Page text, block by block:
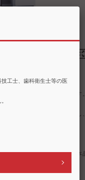
ートクレーブ
トクレーブです。
ンで使用状況を見守ります
をメールで医院へお知らせし
す。
います。
ます。
必須です。（耐用期間：本
工士、歯科衛生士等の医